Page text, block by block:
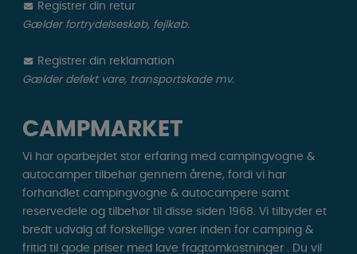
Registrer din retur
Gælder fortrydelseskøb, fejlkøb.
Registrer din reklamation
Gælder defekt vare, transportskade mv.
CAMPMARKET
Vi har oparbejdet stor erfaring med campingvogne &
autocamper tilbehør gennem årene, fordi vi har
forhandlet campingvogne & autocampere samt
reservedele og tilbehør til disse siden 1968. Vi tilbyder et
bredt udvalg af forskellige varer inden for camping &
fritid til gode priser med lave fragtomkostninger . Du vil